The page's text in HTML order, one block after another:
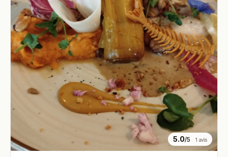
5.0/5 1 avis